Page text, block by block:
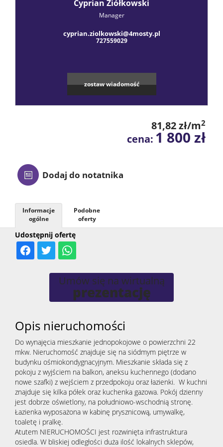
Polityka
Cyprian Ziółkowski
Manager
cyprian.ziolkowski@4mosty.pl
727559029
zostaw wiadomość
81,82 zł/m2
cena: 1 800 zł
Dodaj do notatnika
Udostępnij ofertę
Informacje
ogólne
Podobne
oferty
Umów się na wirtualną
prezentację
Opis nieruchomości
Do wynajęcia mieszkanie jednopokojowe o powierzchni 22
mkw. Nieruchomość znajduje się na siódmym piętrze w
budynku ośmiokondygnacyjnym. Mieszkanie składa się z
pokoju z wyjściem na balkon, aneksu kuchennego (dodano
nowe szafki) z wejściem z przedpokoju oraz łazienki. W kuchni
znajduje się kilka półek oraz kuchenka gazowa. Pokój dzienny
jest dobrze oświetlony, na południowo-wschodnią stronę.
Łazienka wyposażona w kabinę prysznicową, umywalkę,
toaletę i pralkę.
Atutem NIERUCHOMOŚCI jest rozwinięta infrastruktura
osiedla. W bliskiej odległości duża ilość lokalnych sklepów,